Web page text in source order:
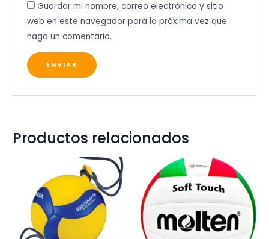
Guardar mi nombre, correo electrónico y sitio
web en este navegador para la próxima vez que
haga un comentario.
Productos relacionados